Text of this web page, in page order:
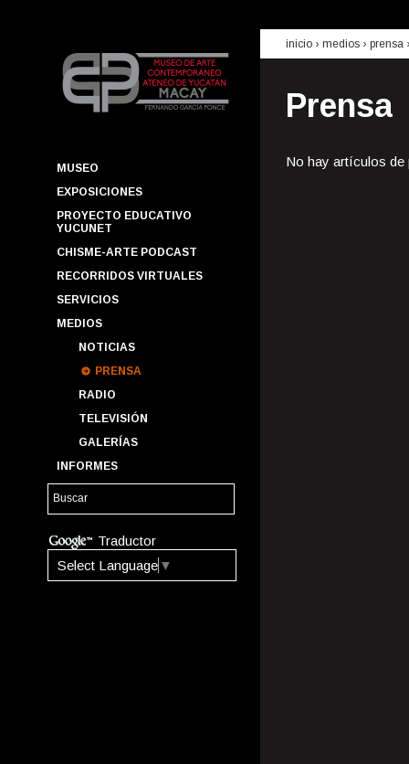
MUSEO
EXPOSICIONES
PROYECTO EDUCATIVO
YUCUNET
CHISME-ARTE PODCAST
RECORRIDOS VIRTUALES
SERVICIOS
MEDIOS
NOTICIAS
PRENSA
RADIO
TELEVISIÓN
GALERÍAS
INFORMES
Traductor
Select Language ▼
inicio › medios › prensa
Prensa
No hay artículos de